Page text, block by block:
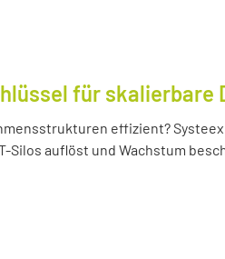
für skalierbare
effizient?
Silos auflöst und Wachstum